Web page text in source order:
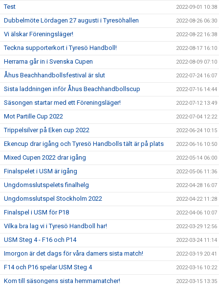
Test 2022-09-01 10:38
Dubbelmöte Lördagen 27 augusti i Tyresöhallen 2022-08-26 06:30
Vi älskar Föreningsläger! 2022-08-22 16:38
Teckna supporterkort i Tyresö Handboll! 2022-08-17 16:10
Herrarna går in i Svenska Cupen 2022-08-09 07:10
Åhus Beachhandbollsfestival är slut 2022-07-24 16:07
Sista laddningen inför Åhus Beachhandbollscup 2022-07-16 14:44
Säsongen startar med ett Föreningsläger! 2022-07-12 13:49
Mot Partille Cup 2022 2022-07-04 12:22
Trippelsilver på Eken cup 2022 2022-06-24 10:15
Ekencup drar igång och Tyresö Handbolls tält är på plats 2022-06-16 10:50
Mixed Cupen 2022 drar igång 2022-05-14 06:00
Finalspelet i USM är igång 2022-05-06 11:36
Ungdomsslutspelets finalhelg 2022-04-28 16:07
Ungdomsslutspel Stockholm 2022 2022-04-22 11:28
Finalspel i USM för P18 2022-04-06 10:07
Vilka bra lag vi i Tyresö Handboll har! 2022-03-29 12:56
USM Steg 4 - F16 och P14 2022-03-24 11:14
Imorgon är det dags för våra damers sista match! 2022-03-19 20:41
F14 och P16 spelar USM Steg 4 2022-03-16 10:22
Kom till säsongens sista hemmamatcher! 2022-03-15 13:35